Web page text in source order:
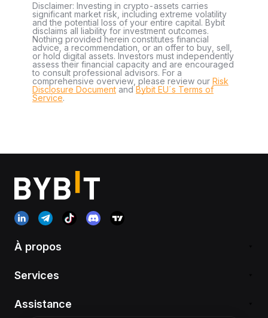
Disclaimer: Investing in crypto-assets carries
significant market risk, including extreme volatility
and the potential loss of your entire capital. Bybit
disclaims all liability for investment outcomes.
Nothing provided herein constitutes financial
advice, a recommendation, or an offer to buy, sell,
or hold digital assets. Investors must independently
assess their financial capacity and are encouraged
to consult professional advisors. For a
comprehensive overview, please review our Risk
Disclosure Document andBybit EU´s Terms of
Service.
À propos
Services
Assistance